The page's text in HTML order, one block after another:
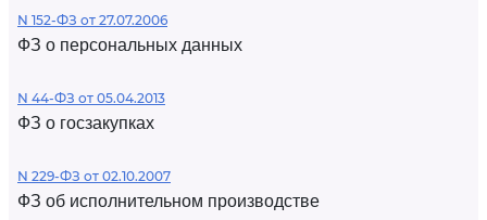
N 152-ФЗ от 27.07.2006
ФЗ о персональных данных
N 44-ФЗ от 05.04.2013
ФЗ о госзакупках
N 229-ФЗ от 02.10.2007
ФЗ об исполнительном производстве